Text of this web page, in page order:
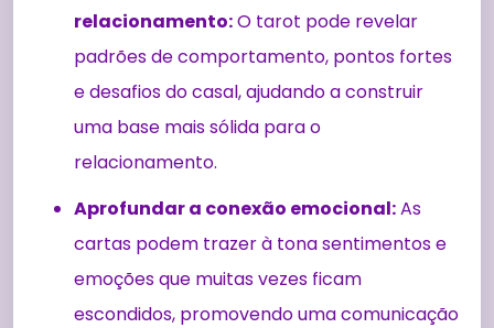
relacionamento:O tarot pode revelar
padrões de comportamento, pontos fortes
e desafios do casal, ajudando a construir
uma base mais sólida para o
relacionamento.
Aprofundar a conexão emocional:As
cartas podem trazer à tona sentimentos e
emoções que muitas vezes ficam
escondidos, promovendo uma comunicação